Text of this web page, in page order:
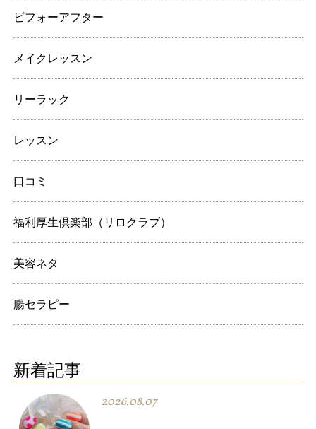
ビフォーアフター
メイクレッスン
リーラック
レッスン
口コミ
福利厚生倶楽部（リロクラブ）
美容ネタ
腸セラピー
新着記事
2026.08.07